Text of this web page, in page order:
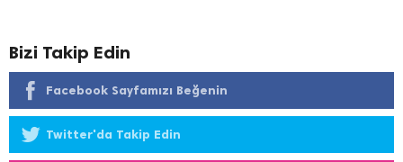
Bizi Takip Edin
Facebook Sayfamızı Beğenin
Twitter'da Takip Edin